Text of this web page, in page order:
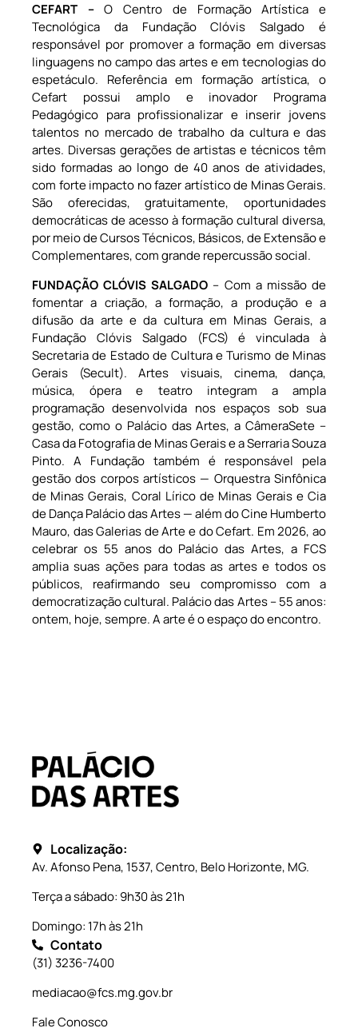
CEFART –O Centro de Formação Artística e
Tecnológica da Fundação Clóvis Salgado é
responsável por promover a formação em diversas
linguagens no campo das artes e em tecnologias do
espetáculo. Referência em formação artística, o
Cefart possui amplo e inovador Programa
Pedagógico para profissionalizar e inserir jovens
talentos no mercado de trabalho da cultura e das
artes. Diversas gerações de artistas e técnicos têm
sido formadas ao longo de 40 anos de atividades,
com forte impacto no fazer artístico de Minas Gerais.
São oferecidas, gratuitamente, oportunidades
democráticas de acesso à formação cultural diversa,
por meio de Cursos Técnicos, Básicos, de Extensão e
Complementares, com grande repercussão social.
FUNDAÇÃO CLÓVIS SALGADO – Com a missão de
fomentar a criação, a formação, a produção e a
difusão da arte e da cultura em Minas Gerais, a
Fundação Clóvis Salgado (FCS) é vinculada à
Secretaria de Estado de Cultura e Turismo de Minas
Gerais (Secult). Artes visuais, cinema, dança,
música, ópera e teatro integram a ampla
programação desenvolvida nos espaços sob sua
gestão, como o Palácio das Artes, a CâmeraSete –
Casa da Fotografia de Minas Gerais e a Serraria Souza
Pinto. A Fundação também é responsável pela
gestão dos corpos artísticos — Orquestra Sinfônica
de Minas Gerais, Coral Lírico de Minas Gerais e Cia
de Dança Palácio das Artes — além do Cine Humberto
Mauro, das Galerias de Arte e do Cefart. Em 2026, ao
celebrar os 55 anos do Palácio das Artes, a FCS
amplia suas ações para todas as artes e todos os
públicos, reafirmando seu compromisso com a
democratização cultural. Palácio das Artes – 55 anos:
ontem, hoje, sempre. A arte é o espaço do encontro.
Localização:
Av. Afonso Pena, 1537, Centro, Belo Horizonte, MG.
Terça a sábado: 9h30 às 21h
Domingo: 17h às 21h
Contato
(31) 3236-7400
mediacao@fcs.mg.gov.br
Fale Conosco